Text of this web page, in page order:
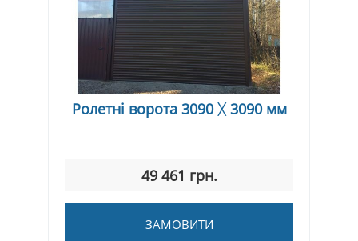
Ролетні ворота 3090 ᚷ 3090 мм
49 461 грн.
ЗАМОВИТИ